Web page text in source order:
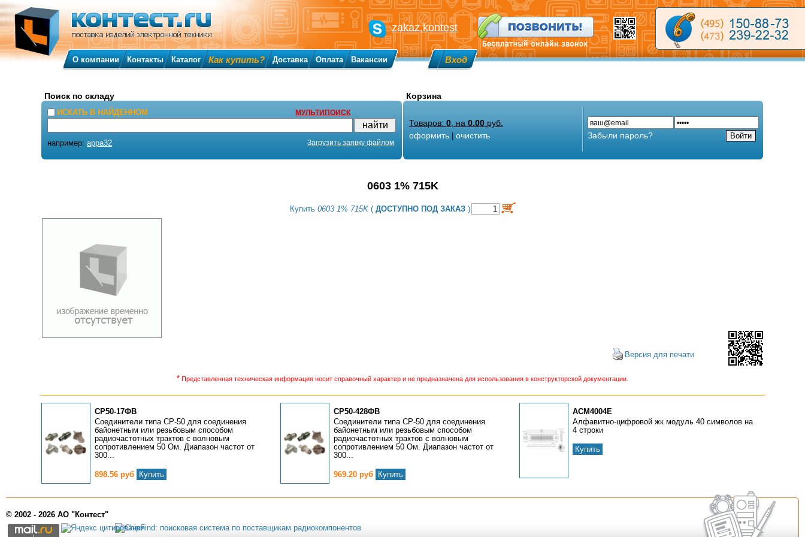
0603 1% 715K
Купить 0603 1% 715K(ДОСТУПНО ПОД ЗАКАЗ )
Версия для печати
* Представленная техническая информация носит справочный характер и не предназначена для использования в конструкторской документации.
СР50-17ФВ
Соединители типа СР-50 для соединения
байонетным или резьбовым способом
радиочастотных трактов с волновым
сопротивлением 50 Ом. Диапазон частот от
300...
898.56 руб Купить
СР50-428ФВ
Соединители типа СР-50 для соединения
байонетным или резьбовым способом
радиочастотных трактов с волновым
сопротивлением 50 Ом. Диапазон частот от
300...
969.20 руб Купить
ACM4004E
Алфавитно-цифровой жк модуль 40 символов на
4 строки
Купить
zakaz.kontest
О компании Контакты Каталог Как купить? Доставка Оплата Вакансии Вход
Поиск по складу
ИСКАТЬ В НАЙДЕННОМ МУЛЬТИПОИСК
например:appa32 Загрузить заявку файлом
Корзина
Товаров:0 , на0.00 руб.
оформить |очистить Забыли пароль?
© 2002 - 2026 АО "Контест"